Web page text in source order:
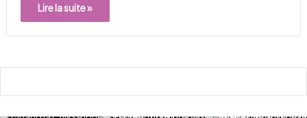
Lire la suite »